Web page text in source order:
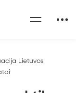
Lietuvos